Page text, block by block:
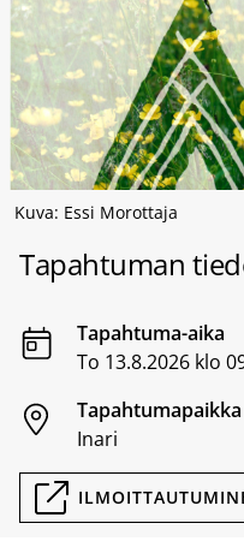
Kuva: Essi Morottaja
Tapahtuman
Tapahtuma-aika
To 13.8.2026 klo
Tapahtumapaikka
Inari